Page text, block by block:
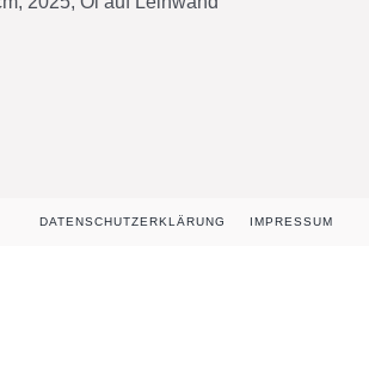
DATENSCHUTZERKLÄRUNG IMPRESSUM